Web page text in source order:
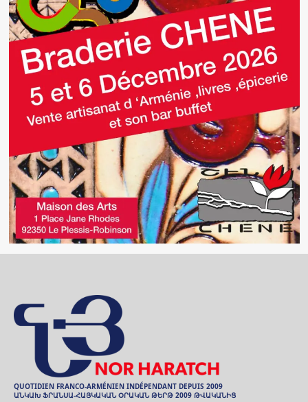
QUOTIDIEN FRANCO-ARMÉNIEN INDÉPENDANT DEPUIS 2009
ԱՆԿԱԽ ՖՐԱՆՍԱ-ՀԱՅԿԱԿԱՆ ՕՐԱԿԱՆ ԹԵՐԹ 2009 ԹՎԱԿԱՆԻՑ